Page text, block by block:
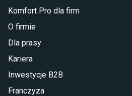
Komfort Pro dla firm
O firmie
Dla prasy
Kariera
Inwestycje B2B
Franczyza